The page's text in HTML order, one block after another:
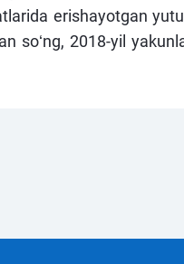
erishayotgan
soʻng, 2018-yil